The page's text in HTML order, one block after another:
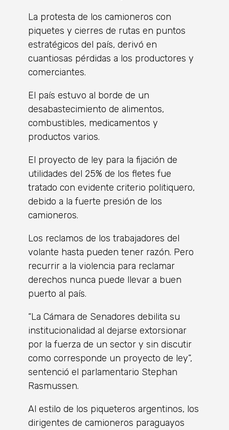
La protesta de los camioneros con
piquetes y cierres de rutas en puntos
estratégicos del país, derivó en
cuantiosas pérdidas a los productores y
comerciantes.
El país estuvo al borde de un
desabastecimiento de alimentos,
combustibles, medicamentos y
productos varios.
El proyecto de ley para la fijación de
utilidades del 25% de los fletes fue
tratado con evidente criterio politiquero,
debido a la fuerte presión de los
camioneros.
Los reclamos de los trabajadores del
volante hasta pueden tener razón. Pero
recurrir a la violencia para reclamar
derechos nunca puede llevar a buen
puerto al país.
“La Cámara de Senadores debilita su
institucionalidad al dejarse extorsionar
por la fuerza de un sector y sin discutir
como corresponde un proyecto de ley”,
sentenció el parlamentario Stephan
Rasmussen.
Al estilo de los piqueteros argentinos, los
dirigentes de camioneros paraguayos